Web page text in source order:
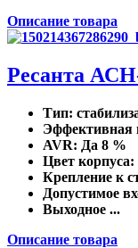
Описание товара
Ресанта
Тип:
Эффективная
AVR: Да 8 %
Цвет корпуса:
Крепление к
Допустимое
Выходное ...
Описание товара